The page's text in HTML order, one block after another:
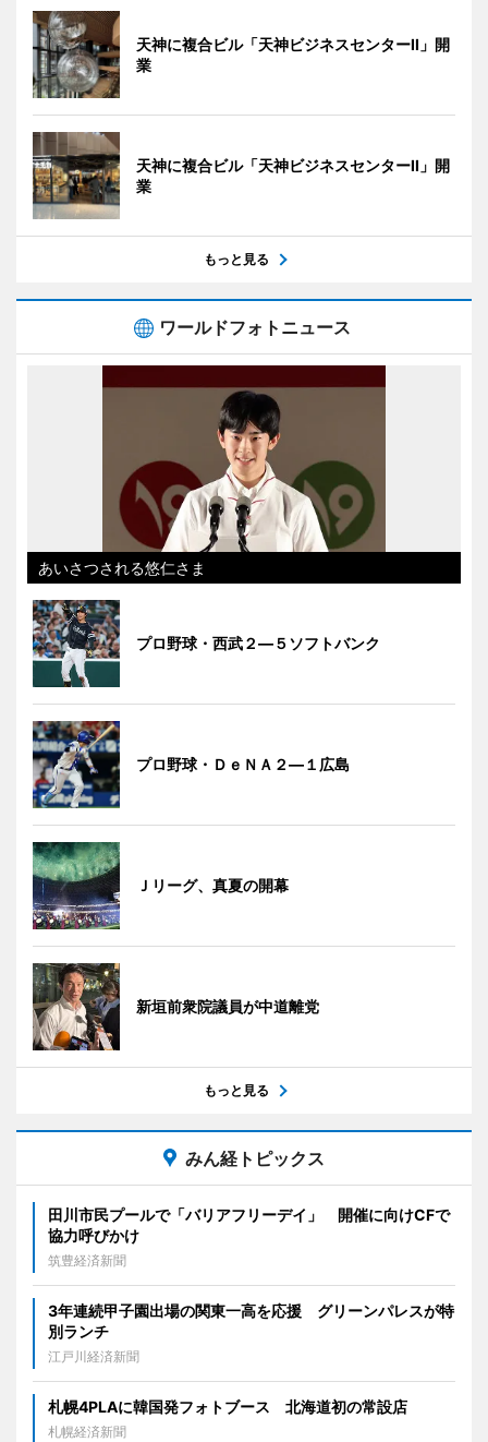
天神に複合ビル「天神ビジネスセンターII」開
業
天神に複合ビル「天神ビジネスセンターII」開
業
もっと見る
ワールドフォトニュース
あいさつされる悠仁さま
プロ野球・西武２―５ソフトバンク
プロ野球・ＤｅＮＡ２―１広島
Ｊリーグ、真夏の開幕
新垣前衆院議員が中道離党
もっと見る
みん経トピックス
田川市民プールで「バリアフリーデイ」 開催に向けCFで
協力呼びかけ
筑豊経済新聞
3年連続甲子園出場の関東一高を応援 グリーンパレスが特
別ランチ
江戸川経済新聞
札幌4PLAに韓国発フォトブース 北海道初の常設店
札幌経済新聞